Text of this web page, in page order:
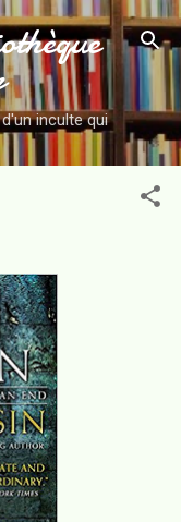
inculte qui